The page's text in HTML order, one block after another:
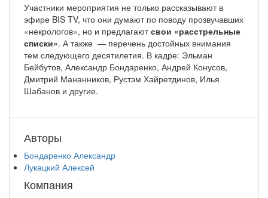
Участники мероприятия не только рассказывают в
эфире BIS TV, что они думают по поводу прозвучавших
«некрологов», но и предлагаютсвои «расстрельные
списки». А также — перечень достойных внимания
тем следующего десятилетия. В кадре: Эльман
Бейбутов, Александр Бондаренко, Андрей Конусов,
Дмитрий Мананников, Рустэм Хайретдинов, Илья
Шабанов и другие.
Авторы
Бондаренко Александр
Лукацкий Алексей
Компания